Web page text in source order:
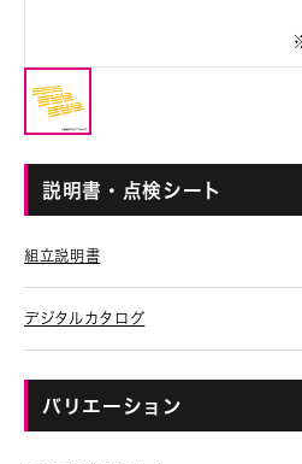
説明書・点検シート
組立説明書
デジタルカタログ
バリエーション